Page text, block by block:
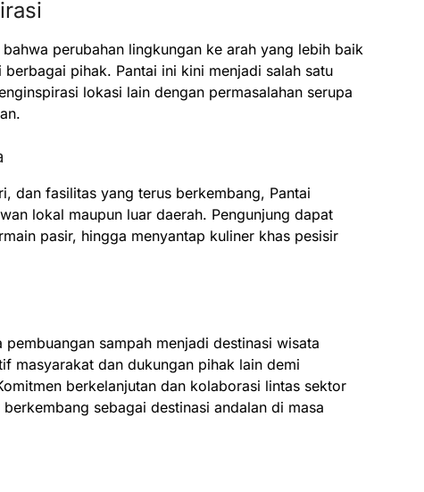
perubahan lingkungan ke arah yang lebih baik
pihak. Pantai ini kini menjadi salah satu
lokasi lain dengan permasalahan serupa
dan fasilitas yang terus berkembang, Pantai
lokal maupun luar daerah. Pengunjung dapat
pasir, hingga menyantap kuliner khas pesisir
sampah menjadi destinasi wisata
masyarakat dan dukungan pihak lain demi
berkelanjutan dan kolaborasi lintas sektor
sebagai destinasi andalan di masa